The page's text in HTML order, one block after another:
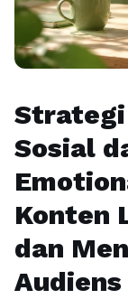
Sosial
Konten
dan
Audiens